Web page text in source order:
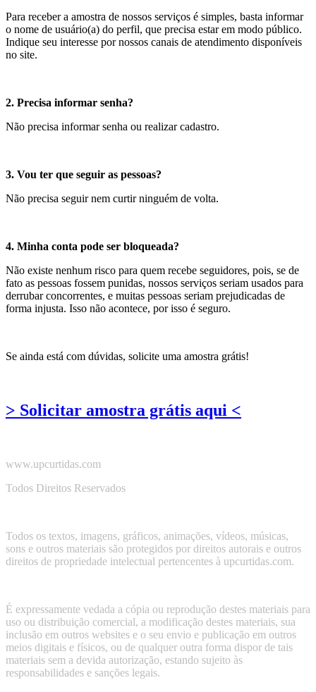
Para receber a amostra de nossos serviços é simples, basta informar
o nome de usuário(a) do perfil, que precisa estar em modo público.
Indique seu interesse por nossos canais de atendimento disponíveis
no site.
2. Precisa informar senha?
Não precisa informar senha ou realizar cadastro.
3. Vou ter que seguir as pessoas?
Não precisa seguir nem curtir ninguém de volta.
4. Minha conta pode ser bloqueada?
Não existe nenhum risco para quem recebe seguidores, pois, se de
fato as pessoas fossem punidas, nossos serviços seriam usados para
derrubar concorrentes, e muitas pessoas seriam prejudicadas de
forma injusta. Isso não acontece, por isso é seguro.
Se ainda está com dúvidas, solicite uma amostra grátis!
> Solicitar amostra grátis aqui <
www.upcurtidas.com
Todos Direitos Reservados
Todos os textos, imagens, gráficos, animações, vídeos, músicas,
sons e outros materiais são protegidos por direitos autorais e outros
direitos de propriedade intelectual pertencentes à upcurtidas.com.
É expressamente vedada a cópia ou reprodução destes materiais para
uso ou distribuição comercial, a modificação destes materiais, sua
inclusão em outros websites e o seu envio e publicação em outros
meios digitais e físicos, ou de qualquer outra forma dispor de tais
materiais sem a devida autorização, estando sujeito às
responsabilidades e sanções legais.